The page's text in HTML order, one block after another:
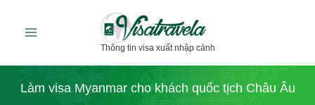
dung
Thông tin visa xuất nhập cảnh
Làm visa Myanmar cho khách quốc tịch Châu Âu